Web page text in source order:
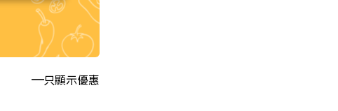
只顯示優惠